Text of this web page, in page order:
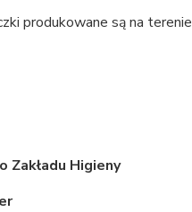
produkowane są na terenie
Zakładu Higieny